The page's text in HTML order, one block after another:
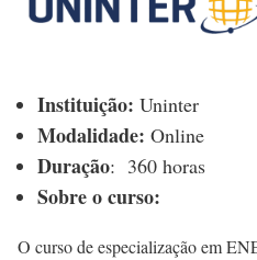
Instituição: Uninter
Modalidade: Online
Duração: 360 horas
Sobre o curso:
O curso de especialização em